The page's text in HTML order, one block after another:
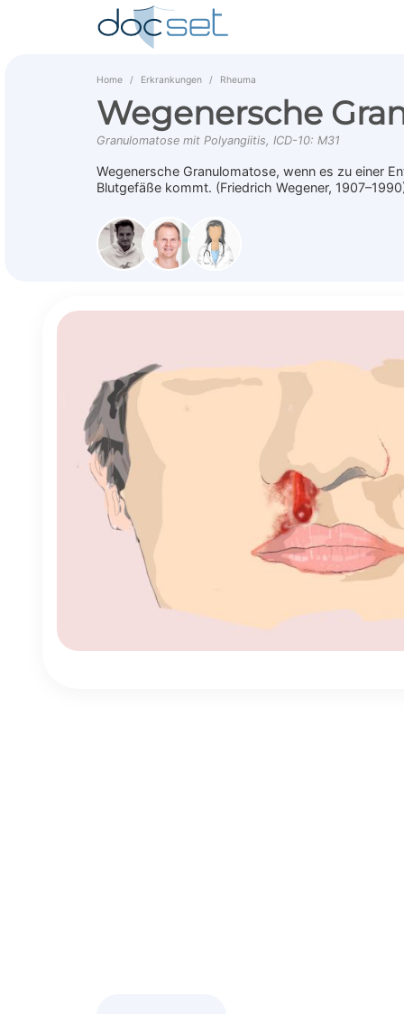
Home Erkrankungen Rheuma
Wegenersche
Granulomatose mit Polyangiitis, ICD-10: M31
Wegenersche Granulomatose, wenn es zu einer
Blutgefäße kommt. (Friedrich Wegener,